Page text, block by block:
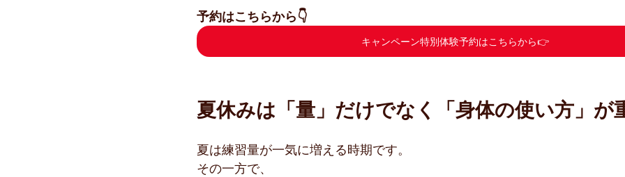
予約はこちらから👇
キャンペーン特別体験予約はこちらから👉
夏休みは「量」だけでなく「身体の使い方」が
夏は練習量が一気に増える時期です。
その一方で、